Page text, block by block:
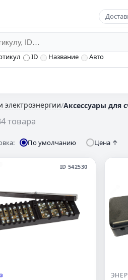
ID Название Авто
электроэнергии/Аксессуары для
товара
По умолчанию Цена ↑
ID 542530